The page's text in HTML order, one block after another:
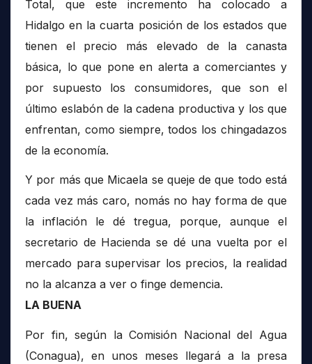
Total, que este incremento ha colocado a
Hidalgo en la cuarta posición de los estados que
tienen el precio más elevado de la canasta
básica, lo que pone en alerta a comerciantes y
por supuesto los consumidores, que son el
último eslabón de la cadena productiva y los que
enfrentan, como siempre, todos los chingadazos
de la economía.
Y por más que Micaela se queje de que todo está
cada vez más caro, nomás no hay forma de que
la inflación le dé tregua, porque, aunque el
secretario de Hacienda se dé una vuelta por el
mercado para supervisar los precios, la realidad
no la alcanza a ver o finge demencia.
LA BUENA
Por fin, según la Comisión Nacional del Agua
(Conagua), en unos meses llegará a la presa